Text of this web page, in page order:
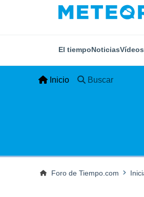
El tiempoNoticiasVídeos
Inicio Buscar
Foro de Tiempo.com